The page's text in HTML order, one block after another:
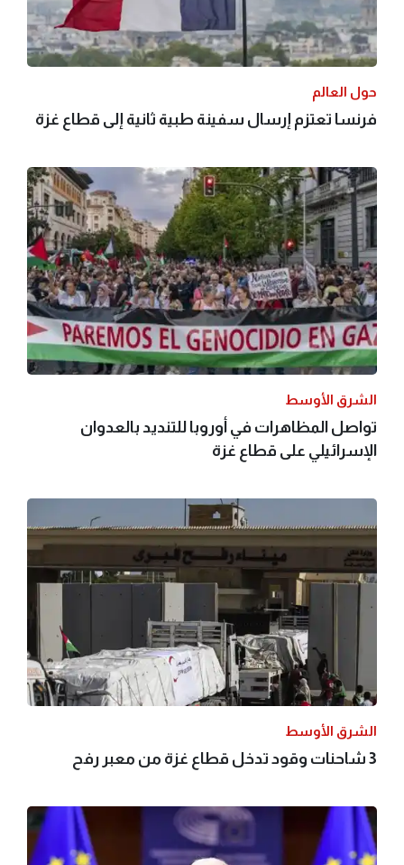
حول العالم
فرنسا تعتزم إرسال سفينة طبية ثانية إلى قطاع غزة
الشرق الأوسط
تواصل المظاهرات في أوروبا للتنديد بالعدوان
الإسرائيلي على قطاع غزة
الشرق الأوسط
3 شاحنات وقود تدخل قطاع غزة من معبر رفح